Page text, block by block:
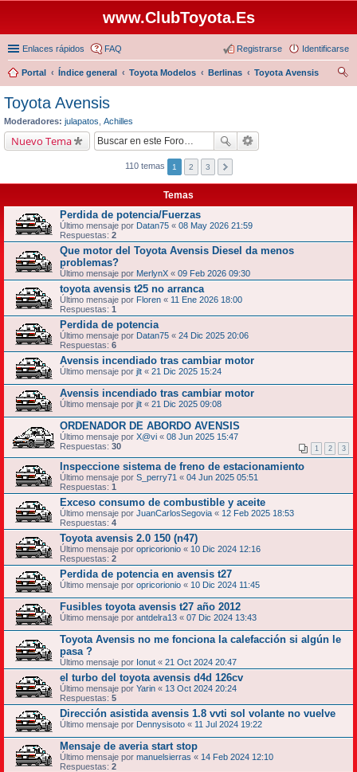
www.ClubToyota.Es
Enlaces rápidos FAQ Identificarse
Registrarse
Portal Índice general Toyota Modelos Berlinas
Toyota Avensis
Toyota Avensis
Moderadores: julapatos Achilles
Nuevo Tema
110 temas 1 2 3
Temas
Perdida de potencia/Fuerzas
Último mensaje por Datan75 « 08 May 2026 21:59
Respuestas: 2
Que motor del Toyota Avensis Diesel da menos
problemas?
Último mensaje por MerlynX « 09 Feb 2026 09:30
toyota avensis t25 no arranca
Último mensaje por Floren « 11 Ene 2026 18:00
Respuestas: 1
Perdida de potencia
Último mensaje por Datan75 « 24 Dic 2025 20:06
Respuestas: 6
Avensis incendiado tras cambiar motor
Último mensaje por jlt « 21 Dic 2025 15:24
Avensis incendiado tras cambiar motor
Último mensaje por jlt « 21 Dic 2025 09:08
ORDENADOR DE ABORDO AVENSIS
Último mensaje por X@vi « 08 Jun 2025 15:47
Respuestas: 30 1 2 3
Inspeccione sistema de freno de estacionamiento
Último mensaje por S_perry71 « 04 Jun 2025 05:51
Respuestas: 1
Exceso consumo de combustible y aceite
Último mensaje por JuanCarlosSegovia « 12 Feb 2025 18:53
Respuestas: 4
Toyota avensis 2.0 150 (n47)
Último mensaje por opricorionio « 10 Dic 2024 12:16
Respuestas: 2
Perdida de potencia en avensis t27
Último mensaje por opricorionio « 10 Dic 2024 11:45
Fusibles toyota avensis t27 año 2012
Último mensaje por antdelra13 « 07 Dic 2024 13:43
Toyota Avensis no me fonciona la calefacción si algún le
pasa ?
Último mensaje por Ionut « 21 Oct 2024 20:47
el turbo del toyota avensis d4d 126cv
Último mensaje por Yarin « 13 Oct 2024 20:24
Respuestas: 5
Dirección asistida avensis 1.8 vvti sol volante no vuelve
Último mensaje por Dennysisoto « 11 Jul 2024 19:22
Mensaje de averia start stop
Último mensaje por manuelsierras « 14 Feb 2024 12:10
Respuestas: 2